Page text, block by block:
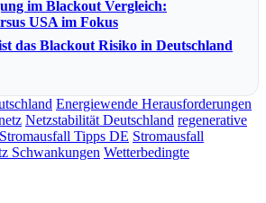
im Blackout Vergleich:
USA im Fokus
das Blackout Risiko in Deutschland
Energiewende Herausforderungen
Netzstabilität Deutschland regenerative
Stromausfall Tipps DE Stromausfall
Schwankungen Wetterbedingte